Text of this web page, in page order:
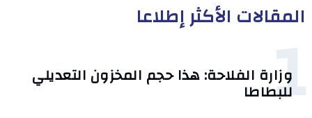
المقالات الأكثر إطلاعا
1
وزارة الفلاحة: هذا حجم المخزون التعديلي
للبطاطا